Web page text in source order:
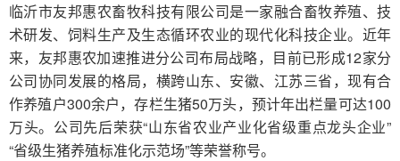
临沂市友邦惠农畜牧科技有限公司是一家融合畜牧养殖、技
术研发、饲料生产及生态循环农业的现代化科技企业。近年
来，友邦惠农加速推进分公司布局战略，目前已形成12家分
公司协同发展的格局，横跨山东、安徽、江苏三省，现有合
作养殖户300余户，存栏生猪50万头，预计年出栏量可达100
万头。公司先后荣获“山东省农业产业化省级重点龙头企业”
“省级生猪养殖标准化示范场”等荣誉称号。